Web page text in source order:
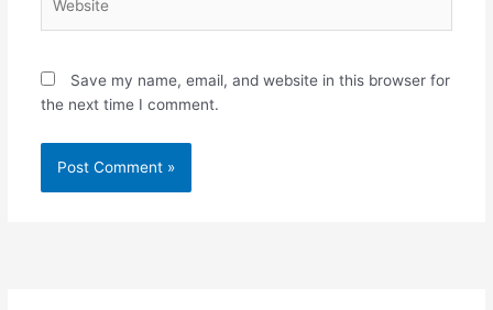
Save my name, email, and website in this browser for
the next time I comment.